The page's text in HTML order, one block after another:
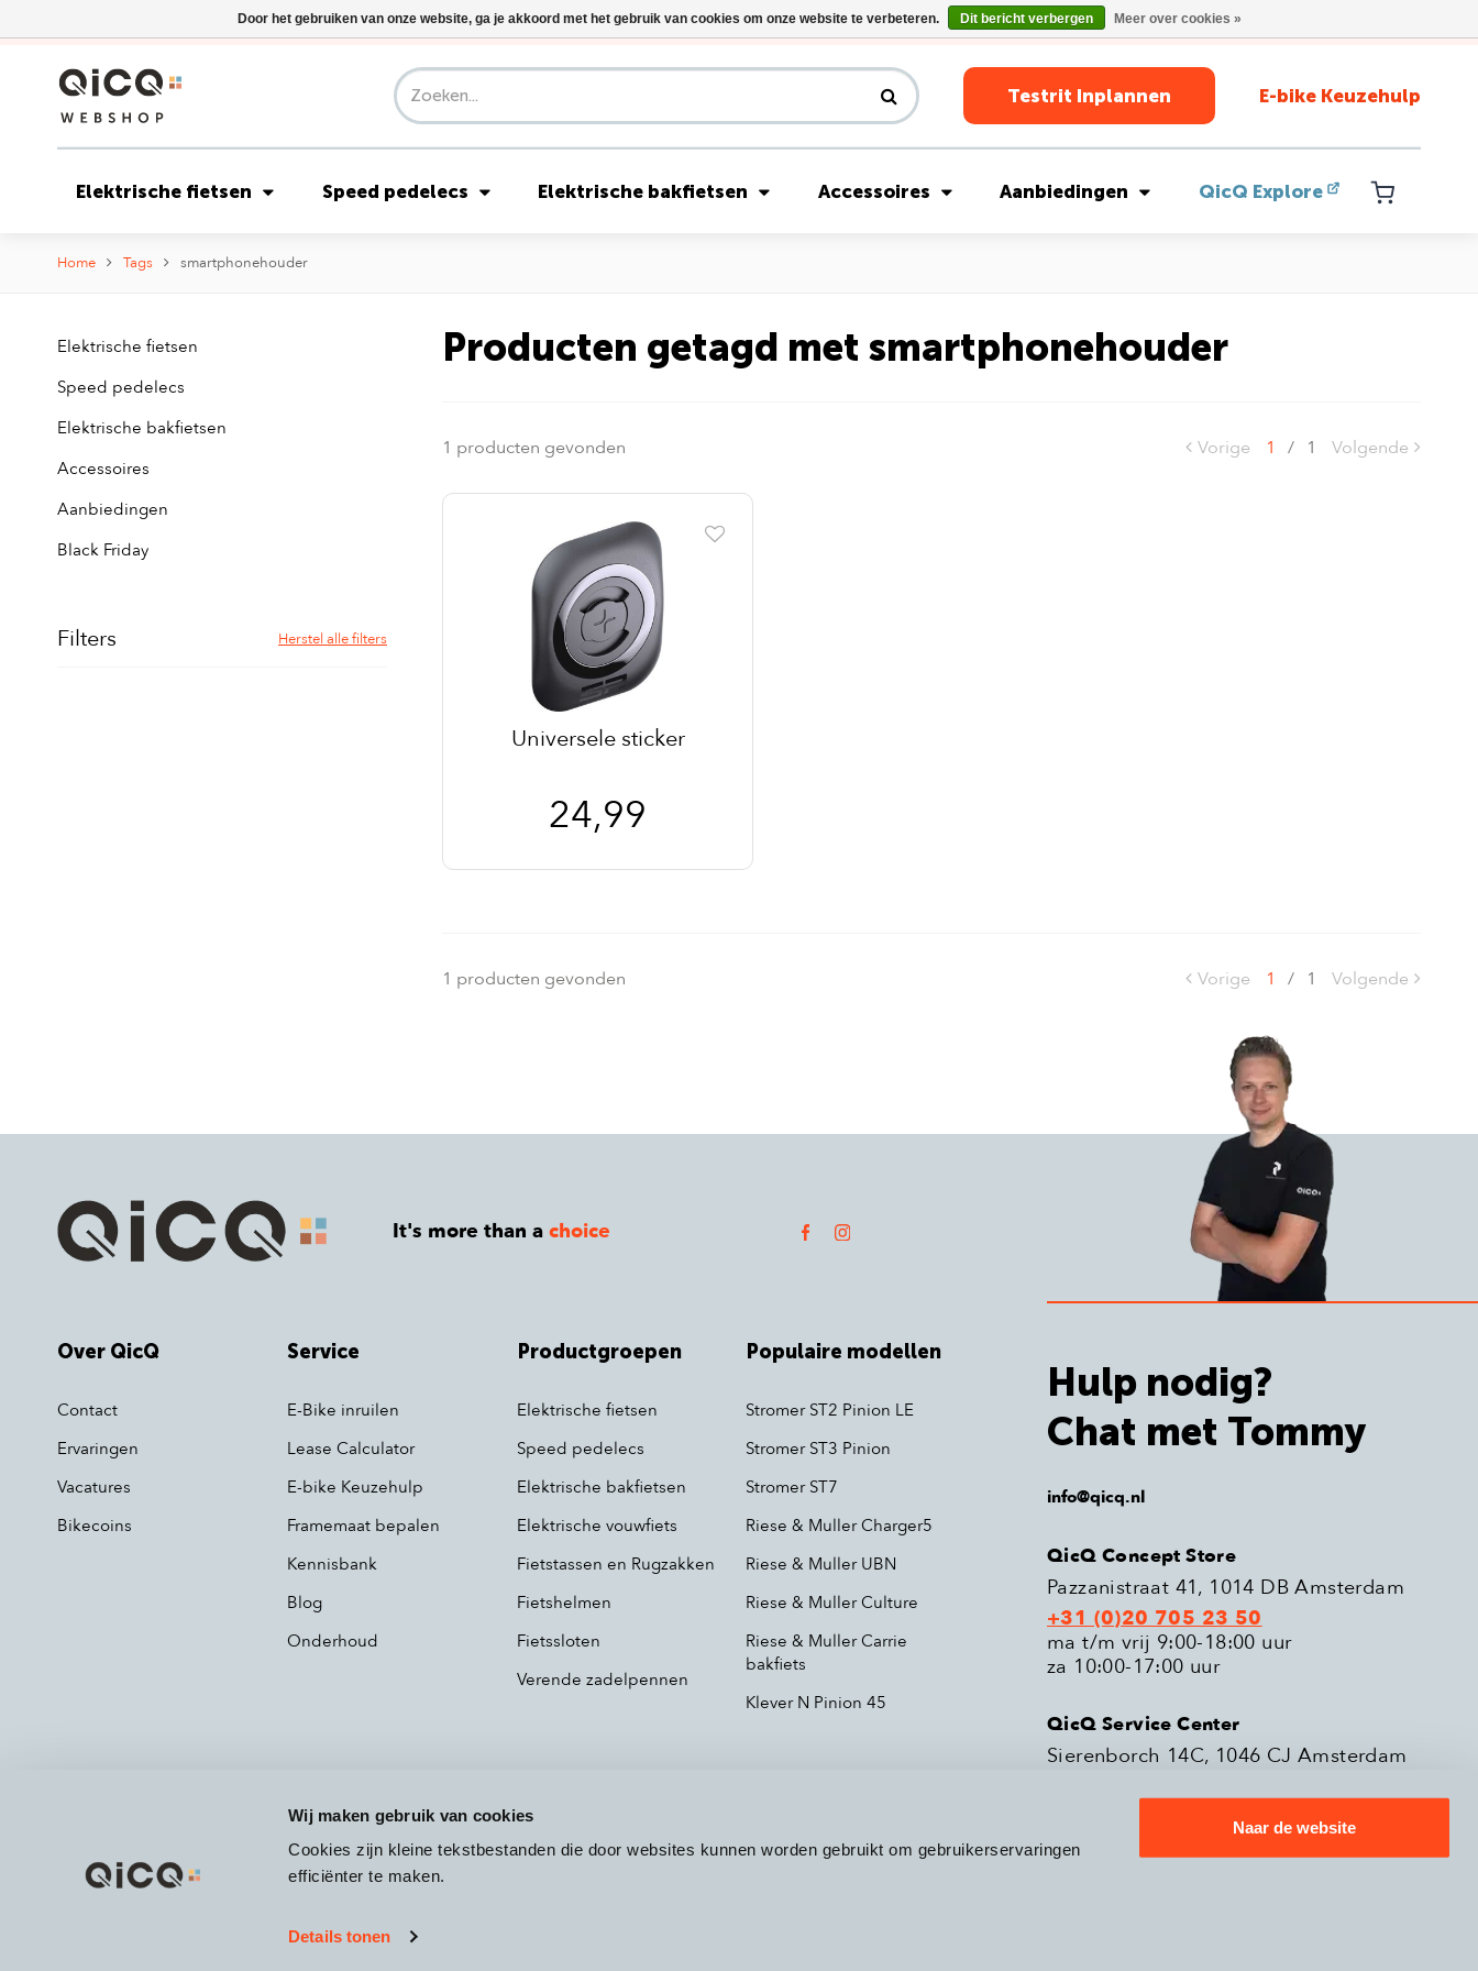
Wij maken gebruik van cookies
Cookies zijn kleine tekstbestanden die door websites kunnen worden gebruikt om gebruikerservaringen
efficiënter te maken.
Details tonen
Naar de website
Riese & Müller Nevo5 Silent Core nu direct uit voorraad leverbaar!
Testrit Inplannen E-bike Keuzehulp
Elektrische fietsen Speed pedelecs Elektrische bakfietsen Accessoires Aanbiedingen QicQ Explore
Home Tags smartphonehouder
Elektrische fietsen
Speed pedelecs
Elektrische bakfietsen
Accessoires
Aanbiedingen
Black Friday
Filters Herstel alle filters
Producten getagd met smartphonehouder
1 producten gevonden Vorige 1 / 1 Volgende
Universele sticker
24,99
1 producten gevonden Vorige 1 / 1 Volgende
It's more than achoice
Over QicQ
Contact
Ervaringen
Vacatures
Bikecoins
Service
E-Bike inruilen
Lease Calculator
E-bike Keuzehulp
Framemaat bepalen
Kennisbank
Blog
Onderhoud
Productgroepen
Elektrische fietsen
Speed pedelecs
Elektrische bakfietsen
Elektrische vouwfiets
Fietstassen en Rugzakken
Fietshelmen
Fietssloten
Verende zadelpennen
Populaire modellen
Stromer ST2 Pinion LE
Stromer ST3 Pinion
Stromer ST7
Riese & Muller Charger5
Riese & Muller UBN
Riese & Muller Culture
Riese & Muller Carrie
bakfiets
Klever N Pinion 45
Hulp nodig?
Chat met Tommy
info@qicq.nl
QicQ Concept Store
Pazzanistraat 41, 1014 DB Amsterdam
+31 (0)20 705 23 50
ma t/m vrij 9:00-18:00 uur
za 10:00-17:00 uur
QicQ Service Center
Sierenborch 14C, 1046 CJ Amsterdam
Door het gebruiken van onze website, ga je akkoord met het gebruik van cookies om onze website te verbeteren. Dit bericht verbergen Meer over cookies »